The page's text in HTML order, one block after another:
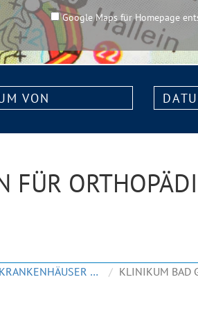
Google Maps für Homepage
Datum
bis:
FÜR
KRANKENHÄUSER & KLINIKEN KLINIKUM BAD